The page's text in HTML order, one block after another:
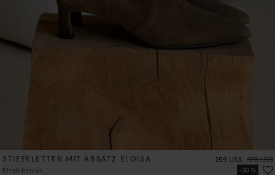
STIEFELETTEN MIT ABSATZ ELOISA
Khakibraun
Preis
259 US$ Preis
370 US$